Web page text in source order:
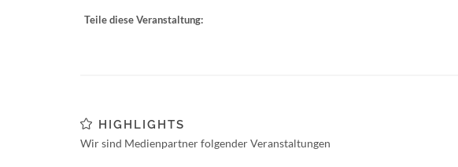
Teile diese Veranstaltung:
HIGHLIGHTS
Wir sind Medienpartner folgender Veranstaltungen